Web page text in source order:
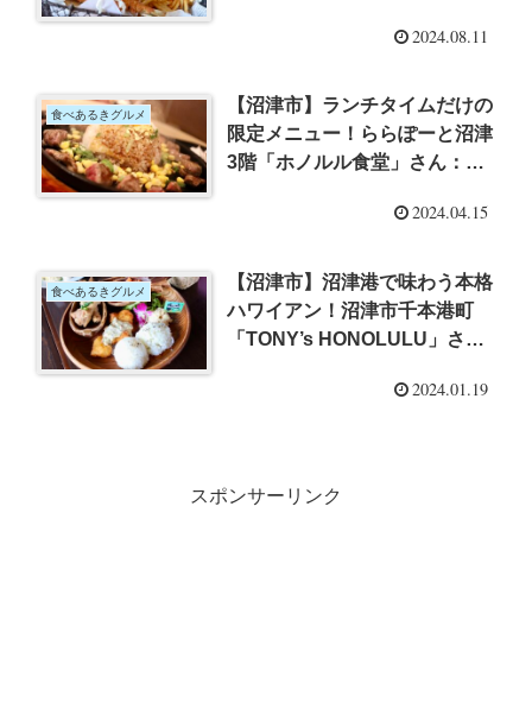
アジフライバーガーに舌鼓
2024.08.11
食べあるきグルメ
【沼津市】ランチタイムだけの
限定メニュー！ららぽーと沼津
3階「ホノルル食堂」さん：フ
テーキ焼き飯で大満足ランチ
2024.04.15
食べあるきグルメ
【沼津市】沼津港で味わう本格
ハワイアン！沼津市千本港町
「TONY’s HONOLULU」さん
2024.01.19
スポンサーリンク